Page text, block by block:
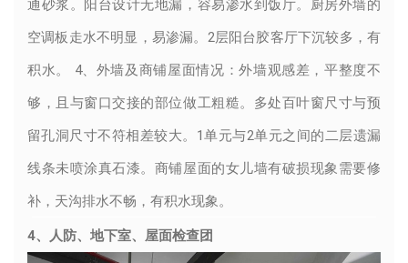
通砂浆。阳台设计无地漏，容易渗水到饭厅。厨房外墙的
空调板走水不明显，易渗漏。2层阳台胶客厅下沉较多，有
积水。 4、外墙及商铺屋面情况：外墙观感差，平整度不
够，且与窗口交接的部位做工粗糙。多处百叶窗尺寸与预
留孔洞尺寸不符相差较大。1单元与2单元之间的二层遗漏
线条未喷涂真石漆。商铺屋面的女儿墙有破损现象需要修
补，天沟排水不畅，有积水现象。
4、人防、地下室、屋面检查团